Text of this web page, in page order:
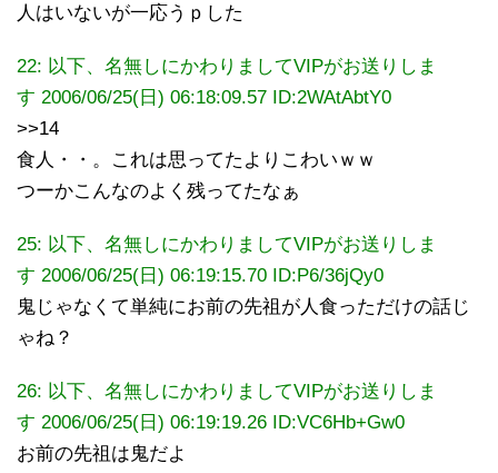
人はいないが一応うｐした
22: 以下、名無しにかわりましてVIPがお送りしま
す 2006/06/25(日) 06:18:09.57 ID:2WAtAbtY0
>>14
食人・・。これは思ってたよりこわいｗｗ
つーかこんなのよく残ってたなぁ
25: 以下、名無しにかわりましてVIPがお送りしま
す 2006/06/25(日) 06:19:15.70 ID:P6/36jQy0
鬼じゃなくて単純にお前の先祖が人食っただけの話じ
ゃね？
26: 以下、名無しにかわりましてVIPがお送りしま
す 2006/06/25(日) 06:19:19.26 ID:VC6Hb+Gw0
お前の先祖は鬼だよ